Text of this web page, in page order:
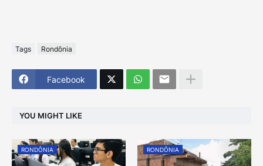
Tags Rondônia
Facebook
YOU MIGHT LIKE
RONDÔNIA RONDÔNIA